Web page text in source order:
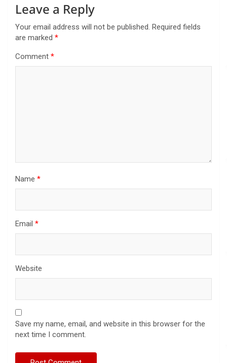
Leave a Reply
Your email address will not be published. Required fields
are marked *
Comment *
Name *
Email *
Website
Save my name, email, and website in this browser for the
next time I comment.